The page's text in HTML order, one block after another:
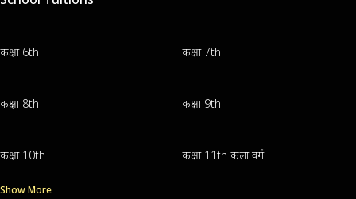
कक्षा 6th कक्षा 7th
कक्षा 8th कक्षा 9th
कक्षा 10th कक्षा 11th कला वर्ग
Show More